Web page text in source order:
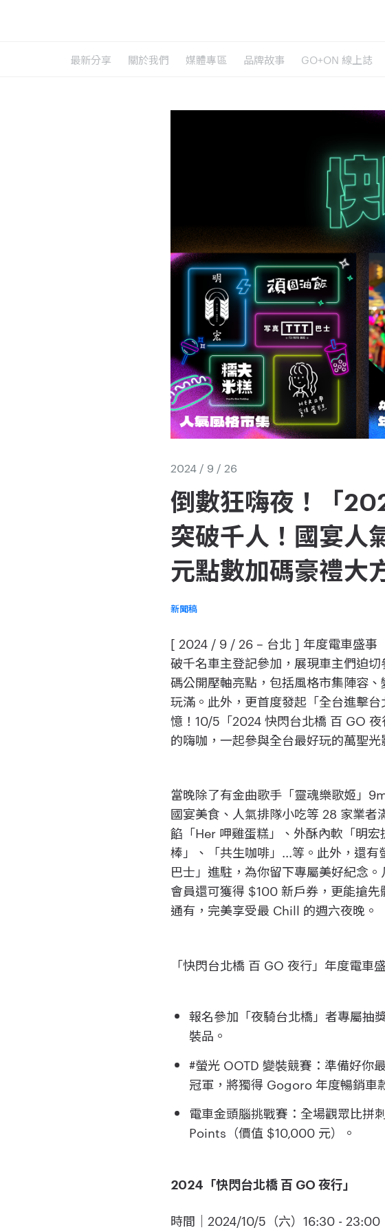
最新分享 關於我們 媒體專區 品牌故事 GO+ON 線上誌
2024 / 9 / 26
倒數狂嗨夜！「
突破千人！國宴人
元點數加碼豪禮大
新聞稿
[ 2024 / 9 / 26 – 台北 ] 年度電車盛事
破千名車主登記參加，展現車主們迫
碼公開壓軸亮點，包括風格市集陣容
玩滿。此外，更首度發起「全台進擊
憶！10/5「2024 快閃台北橋 百 GO
的嗨咖，一起參與全台最好玩的萬聖光
當晚除了有金曲歌手「靈魂樂歌姬」
國宴美食、人氣排隊小吃等 28 家業
餡「Her 呷雞蛋糕」、外酥內軟「明
棒」、「共生咖啡」...等。此外，還
巴士」進駐，為你留下專屬美好紀念
會員還可獲得 $100 新戶券，更能搶
通有，完美享受最 Chill 的週六夜晚。
「快閃台北橋 百 GO 夜行」年度電車
報名參加「夜騎台北橋」者專屬抽
裝品。
#螢光 OOTD 變裝競賽：準備好你
冠軍，將獨得 Gogoro 年度暢銷車
電車金頭腦挑戰賽：全場觀眾比
Points（價值 $10,000 元）。
2024「快閃台北橋 百 GO 夜行」
時間｜2024/10/5（六）16:30 - 23:00